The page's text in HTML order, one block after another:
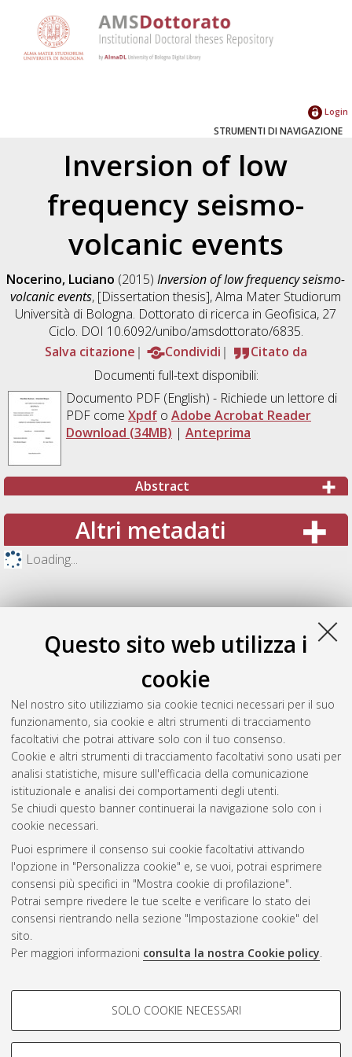
Questo sito web utilizza i
cookie
Nel nostro sito utilizziamo sia cookie tecnici necessari per il suo
funzionamento, sia cookie e altri strumenti di tracciamento
facoltativi che potrai attivare solo con il tuo consenso.
Cookie e altri strumenti di tracciamento facoltativi sono usati per
analisi statistiche, misure sull'efficacia della comunicazione
istituzionale e analisi dei comportamenti degli utenti.
Se chiudi questo banner continuerai la navigazione solo con i
cookie necessari.
Puoi esprimere il consenso sui cookie facoltativi attivando
l'opzione in "Personalizza cookie" e, se vuoi, potrai esprimere
consensi più specifici in "Mostra cookie di profilazione".
Potrai sempre rivedere le tue scelte e verificare lo stato dei
consensi rientrando nella sezione "Impostazione cookie" del
sito.
Per maggiori informazioni consulta la nostra Cookie policy.
COOKIE DI PROFILAZIONE -
Si tratta di cookie utilizzati per analizzare le caratteristiche della
SOLO COOKIE NECESSARI
Login
STRUMENTI DI NAVIGAZIONE
Inversion of low
frequency seismo-
volcanic events
Nocerino, Luciano (2015)Inversion of low frequency seismo-
volcanic events, [Dissertation thesis], Alma Mater Studiorum
Università di Bologna. Dottorato di ricerca in Geofisica, 27
Ciclo. DOI 10.6092/unibo/amsdottorato/6835.
Salva citazione
Condividi
Citato da
Documenti full-text disponibili:
Documento PDF(English) - Richiede un lettore di
PDF come Xpdfo Adobe Acrobat Reader
Download (34MB) | Anteprima
Abstract
Altri metadati
Loading...
Gestione del documento:
Atom
Rss 1.0
Rss 2.0
ISSN: 2038-7946
Impostazioni Cookie
Informativa sulla privacy
Condizioni d’uso del sito